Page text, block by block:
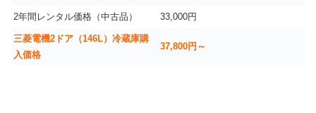
2年間レンタル価格（中古品） 33,000円
三菱電機2ドア（146L）冷蔵庫購
入価格
37,800円～